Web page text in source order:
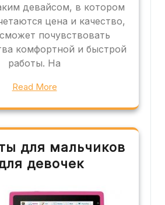
девайсом, в котором
цена и качество,
почувствовать
комфортной и быстрой
работы. На
Read More
для мальчиков
девочек